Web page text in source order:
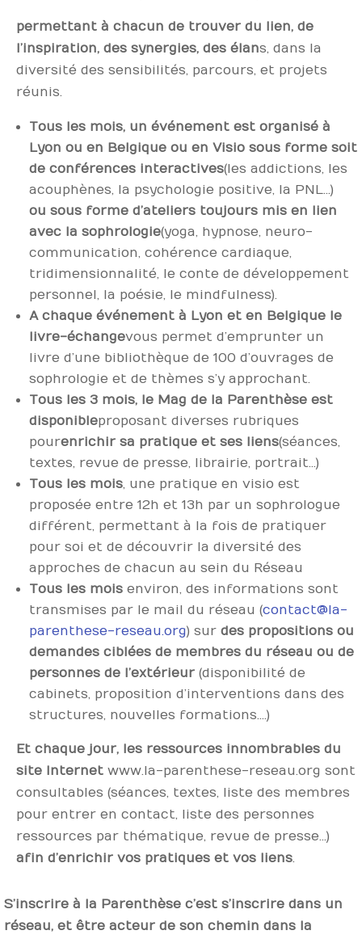
permettant à chacun de trouver du lien, de
l’inspiration, des synergies, des élans, dans la
diversité des sensibilités, parcours, et projets
réunis.
Tous les mois, un événement est organisé à
Lyon ou en Belgique ou en Visio sous forme soit
de conférences interactives(les addictions, les
acouphènes, la psychologie positive, la PNL…)
ou sous forme d’ateliers toujours mis en lien
avec la sophrologie(yoga, hypnose, neuro-
communication, cohérence cardiaque,
tridimensionnalité, le conte de développement
personnel, la poésie, le mindfulness).
A chaque événement à Lyon et en Belgique le
livre-échangevous permet d’emprunter un
livre d’une bibliothèque de 100 d’ouvrages de
sophrologie et de thèmes s’y approchant.
Tous les 3 mois, le Mag de la Parenthèse est
disponibleproposant diverses rubriques
pourenrichir sa pratique et ses liens(séances,
textes, revue de presse, librairie, portrait…)
Tous les mois, une pratique en visio est
proposée entre 12h et 13h par un sophrologue
différent, permettant à la fois de pratiquer
pour soi et de découvrir la diversité des
approches de chacun au sein du Réseau
Tous les mois environ, des informations sont
transmises par le mail du réseau (contact@la-
parenthese-reseau.org) sur des propositions ou
demandes ciblées de membres du réseau ou de
personnes de l’extérieur (disponibilité de
cabinets, proposition d’interventions dans des
structures, nouvelles formations….)
Et chaque jour, les ressources innombrables du
site Internet www.la-parenthese-reseau.org sont
consultables (séances, textes, liste des membres
pour entrer en contact, liste des personnes
ressources par thématique, revue de presse…)
afin d’enrichir vos pratiques et vos liens.
S’inscrire à la Parenthèse c’est s’inscrire dans un
réseau, et être acteur de son chemin dans la